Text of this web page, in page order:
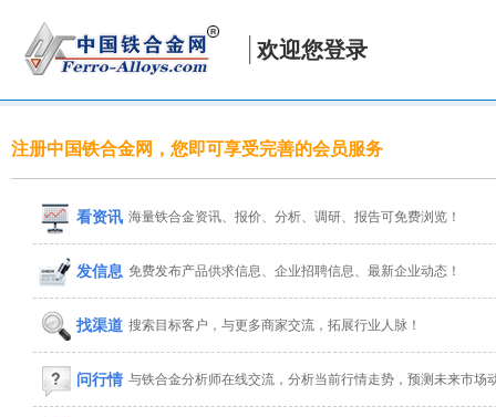
欢迎您登录
注册中国铁合金网，您即可享受完善的会员服务
看资讯 海量铁合金资讯、报价、分析、调研、报告可免费浏览！
发信息 免费发布产品供求信息、企业招聘信息、最新企业动态！
找渠道 搜索目标客户，与更多商家交流，拓展行业人脉！
问行情 与铁合金分析师在线交流，分析当前行情走势，预测未来市场